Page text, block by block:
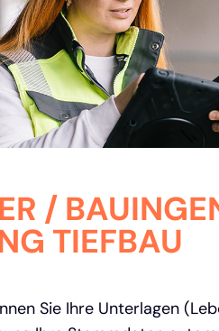
/
TIEFBAU
Sie Ihre Unterlagen